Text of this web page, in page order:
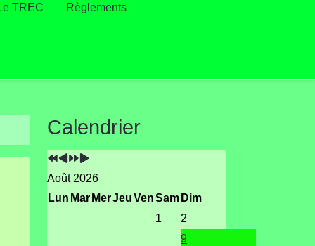
TREC Règlements
Calendrier
Année
précédente
Mois
précédent
Année
suivante
suivant
Août 2026
Lun Mar MerJeuVenSam Dim
1
2
9